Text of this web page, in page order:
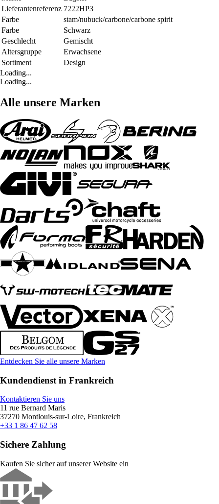
Lieferantenreferenz 7222HP3
Farbe
stam/nubuck/carbone/carbone spirit
Farbe
Schwarz
Geschlecht
Gemischt
Altersgruppe
Erwachsene
Sortiment
Design
Loading...
Loading...
Alle unsere Marken
Entdecken Sie alle unsere Marken
Kundendienst in Frankreich
Kontaktieren Sie uns
11 rue Bernard Maris
37270 Montlouis-sur-Loire, Frankreich
+33 1 86 47 62 58
Sichere Zahlung
Kaufen Sie sicher auf unserer Website ein